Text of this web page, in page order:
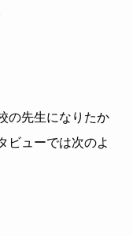
の先生になりたか
ビューでは次のよ